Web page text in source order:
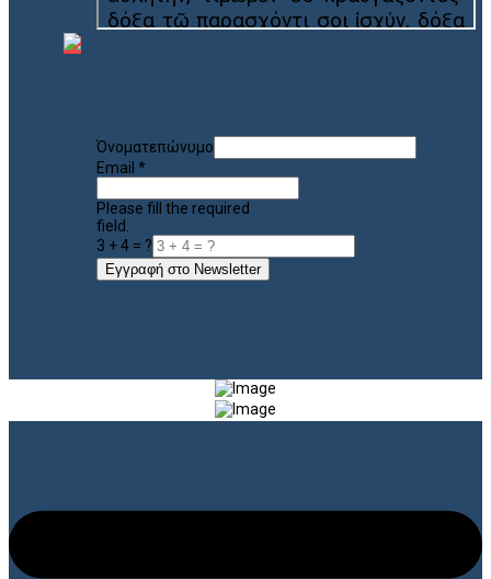
Όνοματεπώνυμο
Email *
Please fill the required
field.
3 + 4 = ?
Εγγραφή στο Newsletter